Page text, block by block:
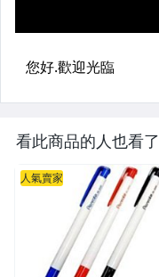
看此商品的人也看了
人氣賣家